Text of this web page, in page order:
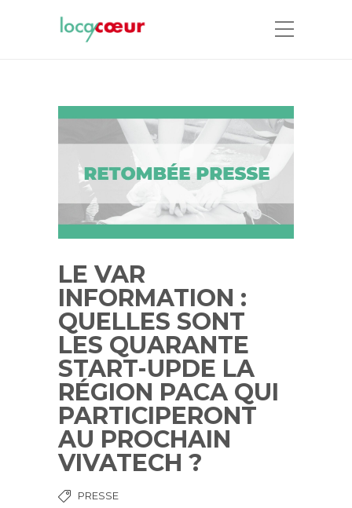
LE VAR
INFORMATION :
QUELLES SONT
LES QUARANTE
START-UPDE LA
RÉGION PACA QUI
PARTICIPERONT
AU PROCHAIN
VIVATECH ?
PRESSE